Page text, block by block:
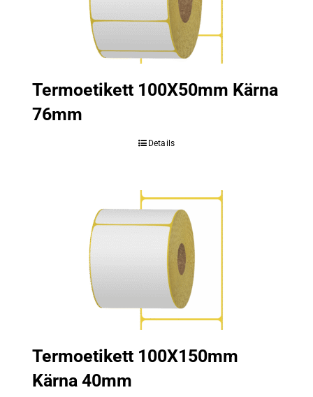
Termoetikett 100X50mm Kärna
76mm
Details
Termoetikett 100X150mm
Kärna 40mm